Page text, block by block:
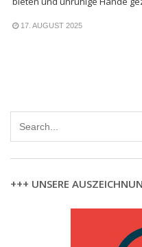
17. AUGUST 2025
+++ UNSERE